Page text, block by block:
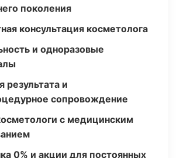
поколения
консультация косметолога
и одноразовые
результата и
сопровождение
с медицинским
0% и акции для постоянных